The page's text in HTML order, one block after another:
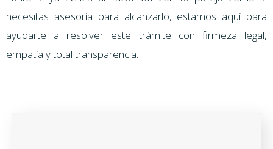
necesitas asesoría para alcanzarlo, estamos aquí para
ayudarte a resolver este trámite con firmeza legal,
empatía y total transparencia.